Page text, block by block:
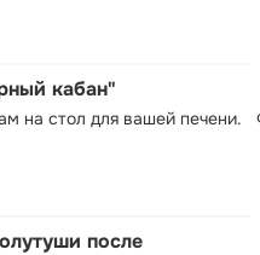
кабан"
на стол для вашей печени.
после